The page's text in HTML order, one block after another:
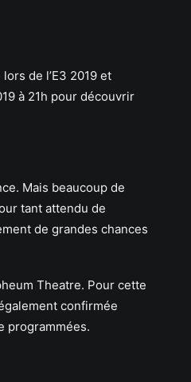
de l’E3 2019 et
à 21h pour découvrir
Mais beaucoup de
tant attendu de
de grandes chances
Theatre. Pour cette
confirmée
programmées.